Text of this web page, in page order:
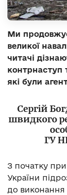
Ми
великої
читачі
контрнаступ
які були
Сергій
швидкого
ГУ
З початку
України
до виконання